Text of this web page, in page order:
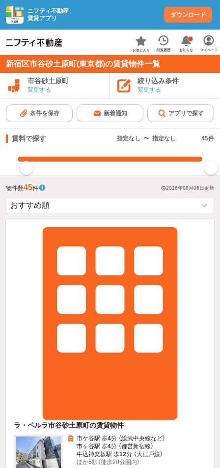
ニフティ不動産
賃貸アプリ
ダウンロード
お気に入り 閲覧履歴 お知らせ マイページ
新宿区市谷砂土原町(東京都)の賃貸物件一覧
市谷砂土原町
変更する
絞り込み条件
変更する
条件を保存 新着通知 アプリで探す
賃料で探す 指定なし 〜 指定なし 45件
物件数45件 2026年08月06日更新
ラ・ペルラ市谷砂土原町の賃貸物件
市ケ谷駅 歩4分 （総武中央線など）
市ヶ谷駅 歩4分 （都営新宿線）
牛込神楽坂駅 歩12分 （大江戸線）
ほか5駅（徒歩20分圏内）